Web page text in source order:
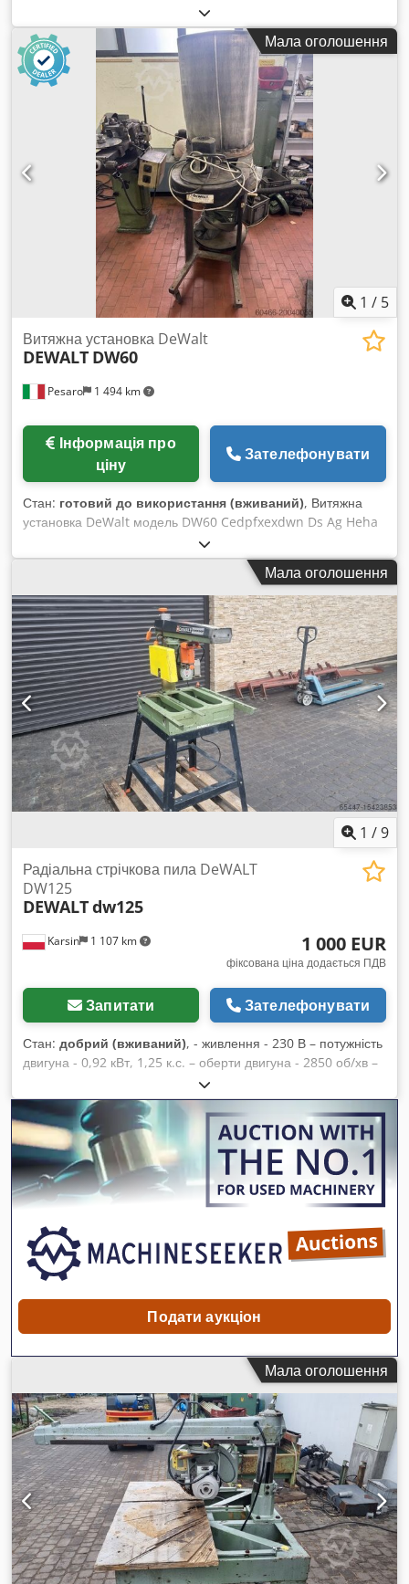
, діаметр пильного диска:
кг, максимальна швидкість обертання:5 000 об/хв,
внутрішній діаметр:30 мм , Без мінімальної ціни —
гарантований продаж за найвищою ставкою! Завантаження
можливе 08.09.2025 або 09.09.2025! ТЕХНІЧНІ ДАНІ
Номінальна частота обертів: 5 000 об/хв Діаметр пильного
диска: 250 мм Упор: до 6 300 мм Макс. глибина різу: 90 мм
Внутрішній діаметр: 30 мм ДЕТАЛІ МАШИНИ Габарити та
вага Розміри (Д x Ш x В): 6400 x 900 x 1600 мм Вага: 250 кг
Cjdpfx Asw Hrzmog Heha ОБЛАДНАННЯ В комплекті
монтажний набір для роликового конвеєра Примітка: У
пилки немає суцільного роликового конвеєра, останній
ролик підтримує профіль в кінці упору.
Мала оголошення
1 / 5
Pesaro 1 494 km
Витяжна установка DeWalt
DEWALT DW60
ціну
Зателефонувати
Стан: готовий до використання (вживаний), Витяжна
установка DeWalt модель DW60 Cedpfxexdwn Ds Ag Heha
Мала оголошення
1 /9
Karsin 1 107 km
Радіальна стрічкова пила DeWALT
DW125
DEWALTdw125
1 000 EUR
фіксована ціна додається ПДВ
Запитати Зателефонувати
Стан: добрий (вживаний), - живлення - 230 В – потужність
двигуна - 0,92 кВт, 1,25 к.с. – оберти двигуна - 2850 об/хв –
діаметр диска - 250 мм – діаметр отвору диска - 30 мм –
захисний кожух для диска Cjdpfx Agor A Anqs Heha –
висота різу - прибл. 70 мм – ширина різу - прибл. 440 мм –
довжина важеля - прибл. 660 мм – регулювання кута
важеля +/- 90° – регулювання кута диска 0°–90° –
регулювання висоти важеля – регулювання диска по
вертикальній осі +/- 90° НЕМАЄ ОПОРНИХ ДИСКІВ ДЛЯ
Подати аукціон
Мала оголошення